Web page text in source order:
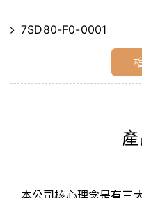
7SD80-F0-0001
本公司核心理念是有三